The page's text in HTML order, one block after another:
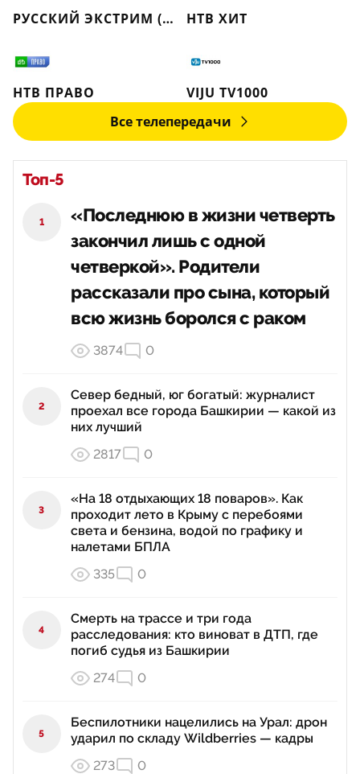
РУССКИЙ ЭКСТРИМ (РЕТРО) НТВ ХИТ
НТВ ПРАВО
VIJU TV1000
Все телепередачи
Топ-5
1
«Последнюю в жизни четверть
закончил лишь с одной
четверкой». Родители
рассказали про сына, который
всю жизнь боролся с раком
3874 0
2
Север бедный, юг богатый: журналист
проехал все города Башкирии — какой из
них лучший
2817
0
3
«На 18 отдыхающих 18 поваров». Как
проходит лето в Крыму с перебоями
света и бензина, водой по графику и
налетами БПЛА
335
0
4
Смерть на трассе и три года
расследования: кто виноват в ДТП, где
погиб судья из Башкирии
274
0
5
Беспилотники нацелились на Урал: дрон
ударил по складу Wildberries — кадры
273
0